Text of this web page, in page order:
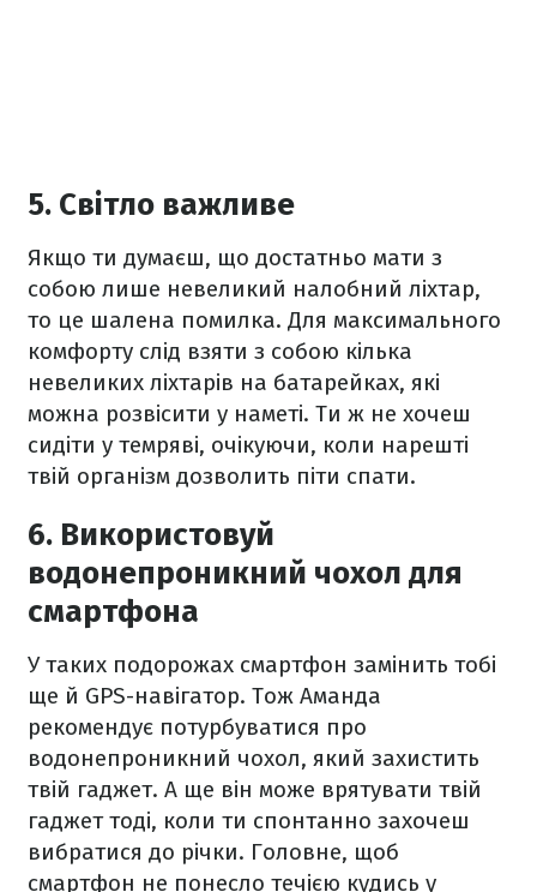
5. Світло важливе
Якщо ти думаєш, що достатньо мати з
собою лише невеликий налобний ліхтар,
то це шалена помилка. Для максимального
комфорту слід взяти з собою кілька
невеликих ліхтарів на батарейках, які
можна розвісити у наметі. Ти ж не хочеш
сидіти у темряві, очікуючи, коли нарешті
твій організм дозволить піти спати.
6. Використовуй
водонепроникний чохол для
смартфона
У таких подорожах смартфон замінить тобі
ще й GPS-навігатор. Тож Аманда
рекомендує потурбуватися про
водонепроникний чохол, який захистить
твій гаджет. А ще він може врятувати твій
гаджет тоді, коли ти спонтанно захочеш
вибратися до річки. Головне, щоб
смартфон не понесло течією кудись у